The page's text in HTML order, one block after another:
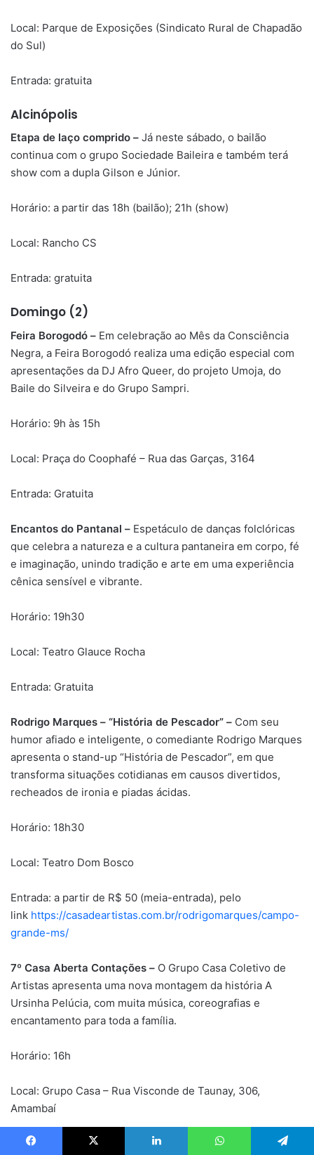
Local: Parque de Exposições (Sindicato Rural de Chapadão
do Sul)
Entrada: gratuita
Alcinópolis
Etapa de laço comprido – Já neste sábado, o bailão
continua com o grupo Sociedade Baileira e também terá
show com a dupla Gilson e Júnior.
Horário: a partir das 18h (bailão); 21h (show)
Local: Rancho CS
Entrada: gratuita
Domingo (2)
Feira Borogodó – Em celebração ao Mês da Consciência
Negra, a Feira Borogodó realiza uma edição especial com
apresentações da DJ Afro Queer, do projeto Umoja, do
Baile do Silveira e do Grupo Sampri.
Horário: 9h às 15h
Local: Praça do Coophafé – Rua das Garças, 3164
Entrada: Gratuita
Encantos do Pantanal – Espetáculo de danças folclóricas
que celebra a natureza e a cultura pantaneira em corpo, fé
e imaginação, unindo tradição e arte em uma experiência
cênica sensível e vibrante.
Horário: 19h30
Local: Teatro Glauce Rocha
Entrada: Gratuita
Rodrigo Marques – “História de Pescador” – Com seu
humor afiado e inteligente, o comediante Rodrigo Marques
apresenta o stand-up “História de Pescador”, em que
transforma situações cotidianas em causos divertidos,
recheados de ironia e piadas ácidas.
Horário: 18h30
Local: Teatro Dom Bosco
Entrada: a partir de R$ 50 (meia-entrada), pelo
link https://casadeartistas.com.br/rodrigomarques/campo-
grande-ms/
7º Casa Aberta Contações – O Grupo Casa Coletivo de
Artistas apresenta uma nova montagem da história A
Ursinha Pelúcia, com muita música, coreografias e
encantamento para toda a família.
Horário: 16h
Local: Grupo Casa – Rua Visconde de Taunay, 306,
Amambaí
Entrada: Gratuita